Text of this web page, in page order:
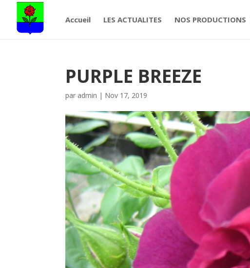
Accueil LES ACTUALITES NOS PRODUCTIONS
PURPLE BREEZE
par admin | Nov 17, 2019